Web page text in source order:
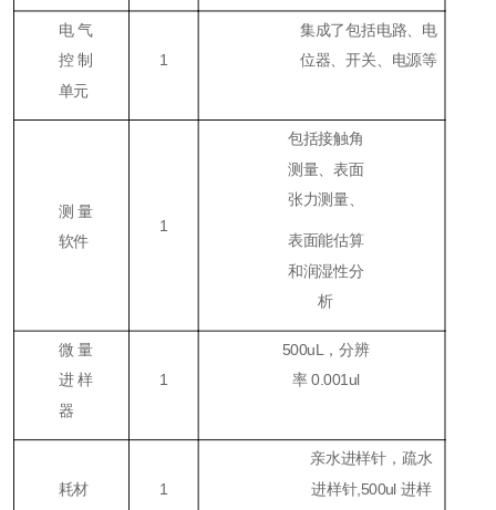
电气
控制
单元
1
集成了包括电路、电
位器、开关、电源等
测量
软件
1
包括接触角
测量、表面
张力测量、
表面能估算
和润湿性分
析
微量
进样
器
1
500uL，分辨
率 0.001ul
耗材 1
亲水进样针，疏水
进样针,500ul 进样